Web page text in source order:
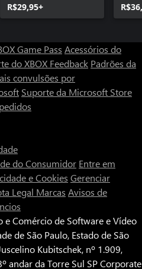
R$29,95+
Game Pass Acessórios do
do XBOX Feedback Padrões da
convulsões por
Suporte da Microsoft Store
do Consumidor Entre em
e Cookies Gerenciar
Legal Marcas Avisos de
Comércio de Software e Vídeo
de São Paulo, Estado de São
Kubitschek, nº 1.909,
andar da Torre Sul SP Corporate